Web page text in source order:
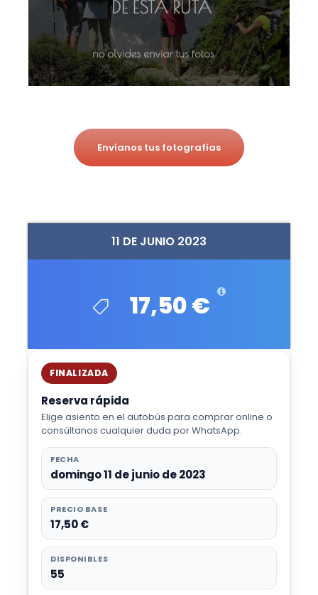
11 DE JUNIO 2023
17,50 €
FINALIZADA
Reserva rápida
Elige asiento en el autobús para comprar online o
consúltanos cualquier duda por WhatsApp.
FECHA
domingo 11 de junio de 2023
PRECIO BASE
17,50 €
DISPONIBLES
55
Envíanos tus fotografías